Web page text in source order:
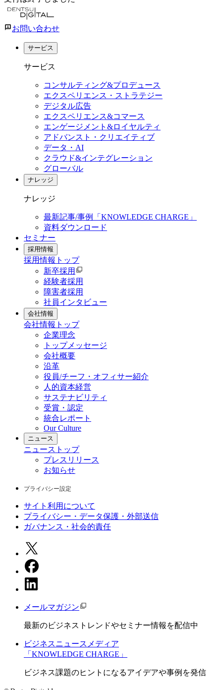
お問い合わせ
サービス
サービス
コンサルティング&プロデュース
エクスペリエンス・ストラテジー
デジタル広告
エクスペリエンス&コマース
エンゲージメント&ロイヤルティ
アドバンスト・クリエイティブ
データ・AI
クラウド&インテグレーション
グローバル
ナレッジ
ナレッジ
最新記事/事例「KNOWLEDGE CHARGE」
資料ダウンロード
セミナー
採用情報
採用情報 トップ
新卒採用
経験者採用
障害者採用
社員インタビュー
会社情報
会社情報 トップ
企業理念
トップメッセージ
会社概要
沿革
役員/チーフ・オフィサー紹介
人的資本経営
サステナビリティ
受賞・認定
統合レポート
Our Culture
ニュース
ニュース トップ
プレスリリース
お知らせ
プライバシー設定
サイト利用について
プライバシー・データ保護・外部送信
ガバナンス・社会的責任
メールマガジン
最新のビジネストレンドやセミナー情報を配信中
ビジネスニュースメディア
「KNOWLEDGE CHARGE」
ビジネス課題のヒントになるアイデアや事例を発信